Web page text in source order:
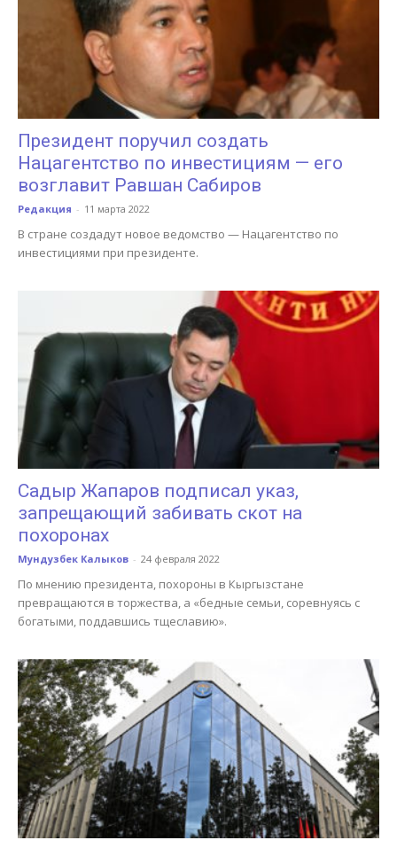
Президент поручил создать
Нацагентство по инвестициям — его
возглавит Равшан Сабиров
Редакция - 11 марта 2022
В стране создадут новое ведомство — Нацагентство по
инвестициями при президенте.
Садыр Жапаров подписал указ,
запрещающий забивать скот на
похоронах
Мундузбек Калыков - 24 февраля 2022
По мнению президента, похороны в Кыргызстане
превращаются в торжества, а «бедные семьи, соревнуясь с
богатыми, поддавшись тщеславию».